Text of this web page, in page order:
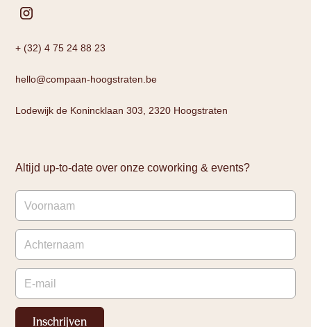
+ (32) 4 75 24 88 23
hello@compaan-hoogstraten.be
Lodewijk de Konincklaan 303, 2320 Hoogstraten
Altijd up-to-date over onze coworking & events?